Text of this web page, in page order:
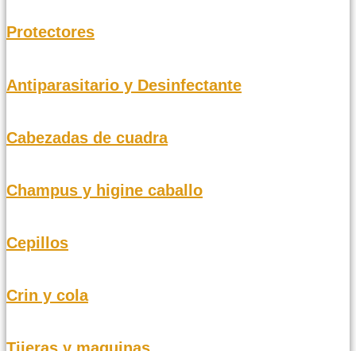
Protectores
Antiparasitario y Desinfectante
Cabezadas de cuadra
Champus y higine caballo
Cepillos
Crin y cola